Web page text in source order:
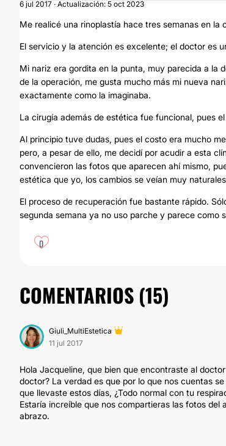
6 jul 2017 · Actualización: 5 oct 2023
Me realicé una rinoplastía hace tres semanas en
El servicio y la atención es excelente; el doctor es
Mi nariz era gordita en la punta, muy parecida a la
de la operación, me gusta mucho más mi nueva
exactamente como la imaginaba.
La cirugía además de estética fue funcional, pues
Al principio tuve dudas, pues el costo era mucho
pero, a pesar de ello, me decidí por acudir a esta
convencieron las fotos que aparecen ahí mismo,
estética que yo, los cambios se veían muy
El proceso de recuperación fue bastante rápido.
segunda semana ya no uso parche y parece como
0
COMENTARIOS (15)
Giuli_MultiEstetica
11 jul 2017
Hola Jacqueline, que bien que encontraste al
doctor? La verdad es que por lo que nos cuentas
que llevaste estos días, ¿Todo normal con tu
Estaría increíble que nos compartieras las fotos
abrazo.